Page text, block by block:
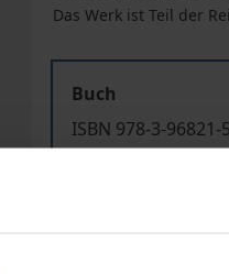
Das Werk ist Teil der
Buch
ISBN 978-3-96821-
Preisangaben inkl.